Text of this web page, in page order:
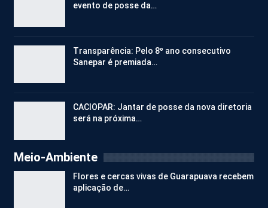
evento de posse da…
Transparência: Pelo 8º ano consecutivo
Sanepar é premiada…
CACIOPAR: Jantar de posse da nova diretoria
será na próxima…
Meio-Ambiente
Flores e cercas vivas de Guarapuava recebem
aplicação de…